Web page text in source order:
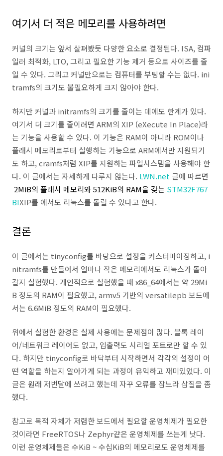
여기서 더 적은 메모리를 사용하려면
커널의 크기는 앞서 살펴봤듯 다양한 요소로 결정된다. ISA, 컴파
일러 최적화, LTO, 그리고 필요한 기능 제거 등으로 사이즈를 줄
일 수 있다. 그리고 커널만으로는 컴퓨터를 부팅할 수는 없다. ini
tramfs의 크기도 불필요하게 크지 않아야 한다.
하지만 커널과 initramfs의 크기를 줄이는 데에도 한계가 있다.
여기서 더 크기를 줄이려면 ARM의 XIP (eXecute In Place)라
는 기능을 사용할 수 있다. 이 기능은 RAM이 아니라 ROM이나
플래시 메모리로부터 실행하는 기능으로 ARM에서만 지원되기
도 하고, cramfs처럼 XIP를 지원하는 파일시스템을 사용해야 한
다. 이 글에서는 자세하게 다루지 않는다. LWN.net 글에 따르면
2MiB의 플래시 메모리와 512KiB의 RAM을 갖는 STM32F767
BIXIP를 에서도 리눅스를 돌릴 수 있다고 한다.
결론
이 글에서는 tinyconfig를 바탕으로 설정을 커스터마이징하고, i
nitramfs를 만들어서 얼마나 작은 메모리에서도 리눅스가 돌아
갈지 실험했다. 개인적으로 실험했을 때 x86_64에서는 약 29Mi
B 정도의 RAM이 필요했고, armv5 기반의 versatilepb 보드에
서는 6.6MiB 정도의 RAM이 필요했다.
위에서 실험한 환경은 실제 사용에는 문제점이 많다. 블록 레이
어/네트워크 레이어도 없고, 입출력도 시리얼 포트로만 할 수 있
다. 하지만 tinyconfig로 바닥부터 시작하면서 각각의 설정이 어
떤 역할을 하는지 알아가게 되는 과정이 유익하고 재미있었다. 이
글은 원래 저번달에 쓰려고 했는데 자꾸 오류를 잡느라 삽질을 좀
했다.
참고로 목적 자체가 저렴한 보드에서 필요할 운영체제가 필요한
것이라면 FreeRTOS나 Zephyr같은 운영체제를 쓰는게 낫다.
이런 운영체제들은 수KiB ~ 수십KiB의 메모리로도 운영체제를